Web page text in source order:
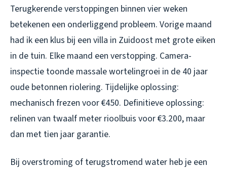
Terugkerende verstoppingen binnen vier weken
betekenen een onderliggend probleem. Vorige maand
had ik een klus bij een villa in Zuidoost met grote eiken
in de tuin. Elke maand een verstopping. Camera-
inspectie toonde massale wortelingroei in de 40 jaar
oude betonnen riolering. Tijdelijke oplossing:
mechanisch frezen voor €450. Definitieve oplossing:
relinen van twaalf meter rioolbuis voor €3.200, maar
dan met tien jaar garantie.
Bij overstroming of terugstromend water heb je een